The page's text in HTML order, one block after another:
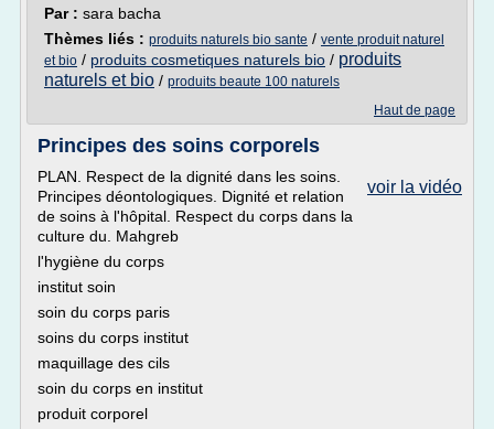
Par : sara bacha
Thèmes liés : produits naturels bio sante / vente produit naturel
et bio / produits cosmetiques naturels bio / produits
naturels et bio / produits beaute 100 naturels
Haut de page
Principes des soins corporels
voir la vidéo
PLAN. Respect de la dignité dans les soins.
Principes déontologiques. Dignité et relation
de soins à l'hôpital. Respect du corps dans la
culture du. Mahgreb
l'hygiène du corps
institut soin
soin du corps paris
soins du corps institut
maquillage des cils
soin du corps en institut
produit corporel